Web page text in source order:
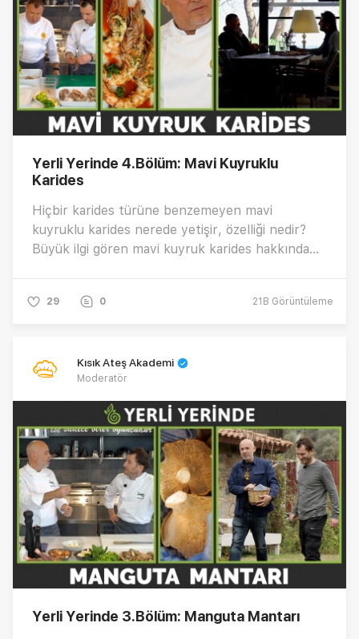
Yerli Yerinde 4.Bölüm: Mavi Kuyruklu
Karides
Hiçbir karides türüne benzemeyen mavi
kuyruklu karides nerede yetişir, özelliği nedir?
Büyük ilgi gören mavi kuyruk karides hakkında
tıklayın!
29 0 21B Görüntüleme
Kısık Ateş Akademi
Moderatör
Yerli Yerinde 3.Bölüm: Manguta Mantarı